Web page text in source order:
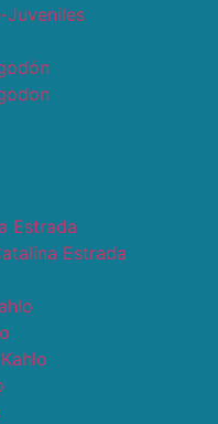
Juveniles
Estrada
Estrada